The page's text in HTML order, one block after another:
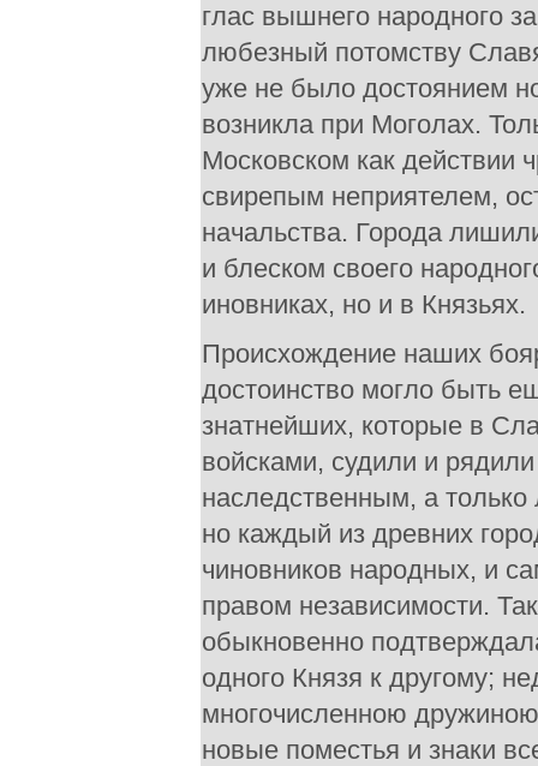
глас вышнего народного
любезный потомству
уже не было достоянием
возникла при Моголах.
Московском как действии
свирепым неприятелем,
начальства. Города
и блеском своего
иновниках, но и в Князьях.
Происхождение наших
достоинство могло быть
знатнейших, которые в
войсками, судили и
наследственным, а
но каждый из древних
чиновников народных, и
правом независимости.
обыкновенно
одного Князя к другому;
многочисленною
новые поместья и знаки